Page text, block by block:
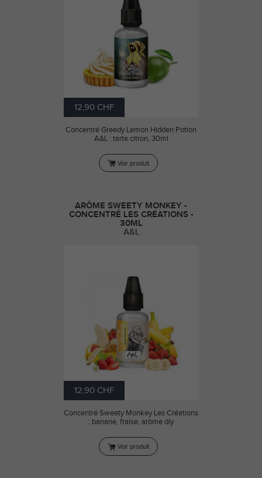
12,90 CHF
Concentré Greedy Lemon Hidden Potion
A&L : tarte citron, 30ml
Voir produit
ARÔME SWEETY MONKEY -
CONCENTRÉ LES CRÉATIONS -
30ML
A&L
12,90 CHF
Concentré Sweety Monkey Les Créations
: banane, fraise, arôme diy
Voir produit